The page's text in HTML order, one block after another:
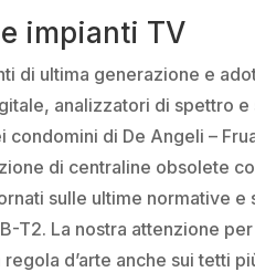
impianti TV
di ultima generazione e
analizzatori di spettro
di De Angeli –
di centraline obsolete
sulle ultime normative
La nostra attenzione
d’arte anche sui tetti